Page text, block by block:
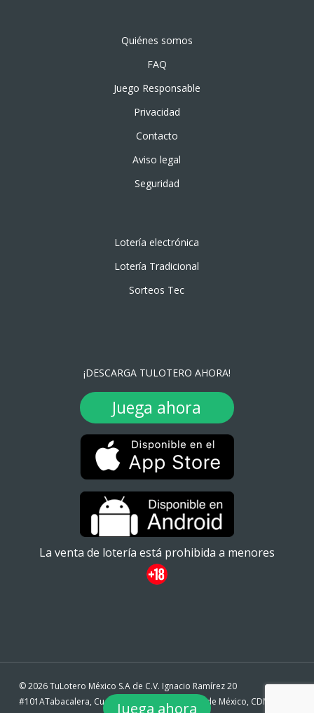
Quiénes somos
FAQ
Juego Responsable
Privacidad
Contacto
Aviso legal
Seguridad
Lotería electrónica
Lotería Tradicional
Sorteos Tec
¡DESCARGA TULOTERO AHORA!
Juega ahora
La venta de lotería está prohibida a menores
© 2026 TuLotero México S.A de C.V. Ignacio Ramírez 20
#101ATabacalera, Cuauhtémoc, 06030 Ciudad de México, CDMX. -
Juega ahora